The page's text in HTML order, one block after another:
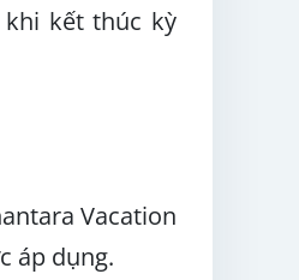
kết thúc kỳ
Vacation
áp dụng.